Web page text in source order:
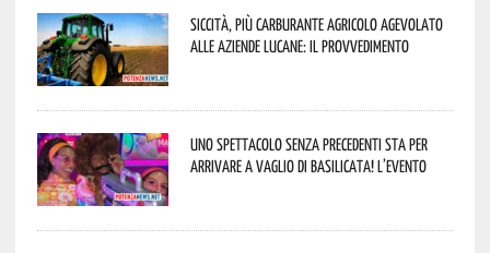
Siccità, più carburante agricolo agevolato
alle aziende lucane: il provvedimento
Uno spettacolo senza precedenti sta per
arrivare a Vaglio di Basilicata! L’evento